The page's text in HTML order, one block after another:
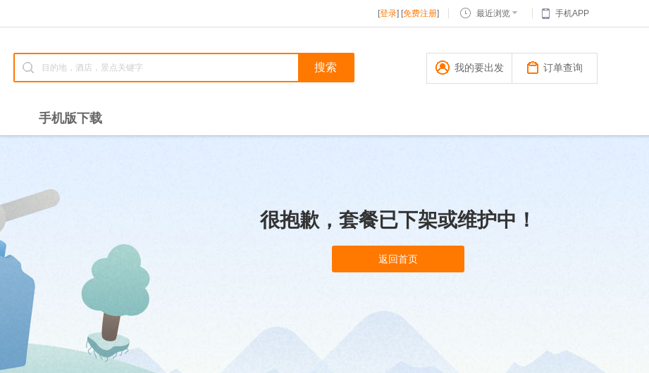
[登录] [免费注册] 最近浏览 手机APP
我的要出发 订单查询
手机版下载
很抱歉，套餐已下架或维护中！
返回首页